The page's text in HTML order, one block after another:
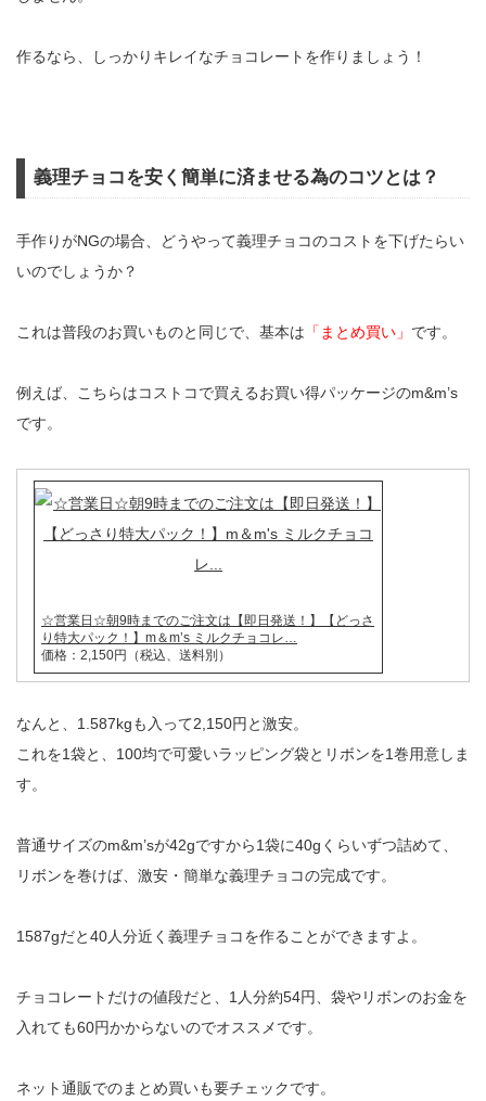
作るなら、しっかりキレイなチョコレートを作りましょう！
義理チョコを安く簡単に済ませる為のコツとは？
手作りがNGの場合、どうやって義理チョコのコストを下げたらい
いのでしょうか？
これは普段のお買いものと同じで、基本は 「まとめ買い」 です。
例えば、こちらはコストコで買えるお買い得パッケージのm&m’s
です。
☆営業日☆朝9時までのご注文は【即日発送！】【どっさ
り特大パック！】m＆m’s ミルクチョコレ…
価格：2,150円（税込、送料別）
なんと、1.587kgも入って2,150円と激安。
これを1袋と、100均で可愛いラッピング袋とリボンを1巻用意しま
す。
普通サイズのm&m’sが42gですから1袋に40gくらいずつ詰めて、
リボンを巻けば、激安・簡単な義理チョコの完成です。
1587gだと40人分近く義理チョコを作ることができますよ。
チョコレートだけの値段だと、1人分約54円、袋やリボンのお金を
入れても60円かからないのでオススメです。
ネット通販でのまとめ買いも要チェックです。